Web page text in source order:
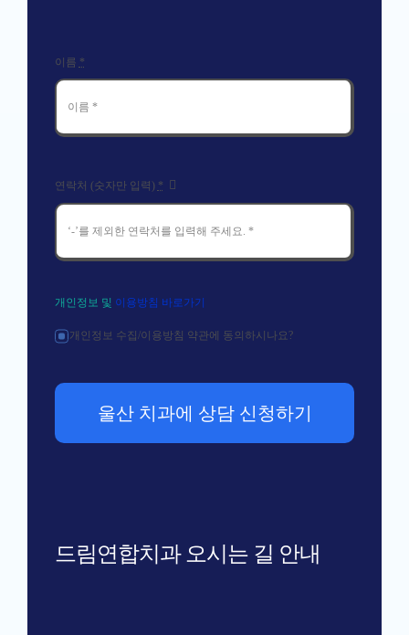
드림연합치과 오시는 길 안내
이름 *
연락처 (숫자만 입력) *
개인정보 및 이용방침 바로가기
개인정보 수집/이용방침 약관에 동의하시나요?
울산 치과에 상담 신청하기